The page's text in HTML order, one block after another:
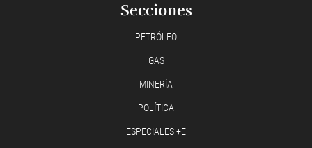
Secciones
PETRÓLEO
GAS
MINERÍA
POLÍTICA
ESPECIALES +E